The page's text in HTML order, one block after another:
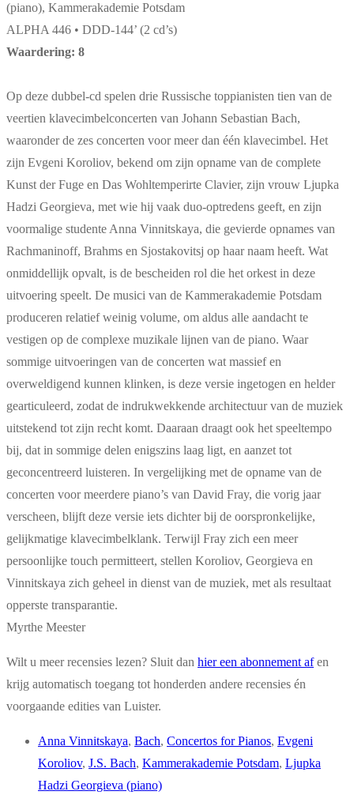
(piano), Kammerakademie Potsdam
ALPHA 446 • DDD-144’ (2 cd’s)
Waardering: 8
Op deze dubbel-cd spelen drie Russische toppianisten tien van de
veertien klavecimbelconcerten van Johann Sebastian Bach,
waaronder de zes concerten voor meer dan één klavecimbel. Het
zijn Evgeni Koroliov, bekend om zijn opname van de complete
Kunst der Fuge en Das Wohltemperirte Clavier, zijn vrouw Ljupka
Hadzi Georgieva, met wie hij vaak duo-optredens geeft, en zijn
voormalige studente Anna Vinnitskaya, die gevierde opnames van
Rachmaninoff, Brahms en Sjostakovitsj op haar naam heeft. Wat
onmiddellijk opvalt, is de bescheiden rol die het orkest in deze
uitvoering speelt. De musici van de Kammerakademie Potsdam
produceren relatief weinig volume, om aldus alle aandacht te
vestigen op de complexe muzikale lijnen van de piano. Waar
sommige uitvoeringen van de concerten wat massief en
overweldigend kunnen klinken, is deze versie ingetogen en helder
gearticuleerd, zodat de indrukwekkende architectuur van de muziek
uitstekend tot zijn recht komt. Daaraan draagt ook het speeltempo
bij, dat in sommige delen enigszins laag ligt, en aanzet tot
geconcentreerd luisteren. In vergelijking met de opname van de
concerten voor meerdere piano’s van David Fray, die vorig jaar
verscheen, blijft deze versie iets dichter bij de oorspronkelijke,
gelijkmatige klavecimbelklank. Terwijl Fray zich een meer
persoonlijke touch permitteert, stellen Koroliov, Georgieva en
Vinnitskaya zich geheel in dienst van de muziek, met als resultaat
opperste transparantie.
Myrthe Meester
Wilt u meer recensies lezen? Sluit dan hier een abonnement afen
krijg automatisch toegang tot honderden andere recensies én
voorgaande edities van Luister.
Anna Vinnitskaya, Bach, Concertos for Pianos, Evgeni
Koroliov, J.S. Bach, Kammerakademie Potsdam, Ljupka
Hadzi Georgieva (piano)